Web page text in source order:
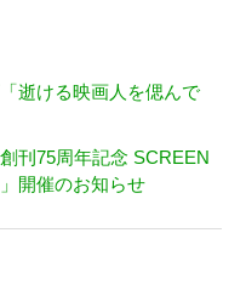
逝ける映画人を偲んで
刊75周年記念 SCREEN
開催のお知らせ